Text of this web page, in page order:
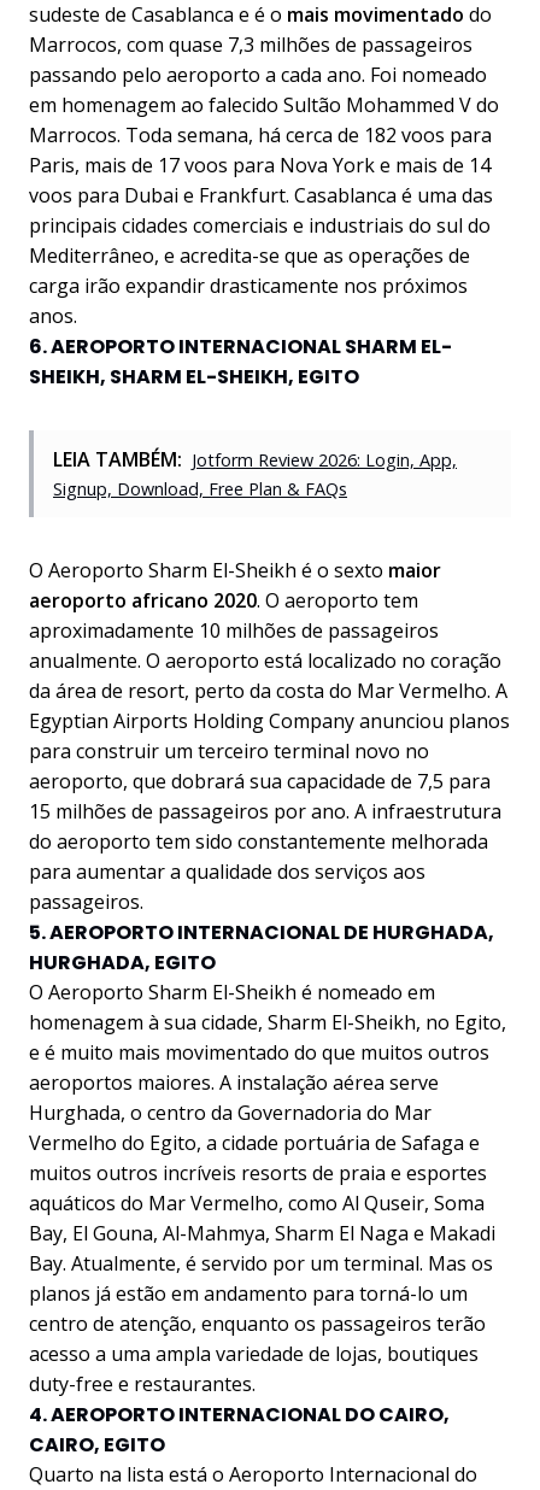
sudeste de Casablanca e é o mais movimentado do
Marrocos, com quase 7,3 milhões de passageiros
passando pelo aeroporto a cada ano. Foi nomeado
em homenagem ao falecido Sultão Mohammed V do
Marrocos. Toda semana, há cerca de 182 voos para
Paris, mais de 17 voos para Nova York e mais de 14
voos para Dubai e Frankfurt. Casablanca é uma das
principais cidades comerciais e industriais do sul do
Mediterrâneo, e acredita-se que as operações de
carga irão expandir drasticamente nos próximos
anos.
6. AEROPORTO INTERNACIONAL SHARM EL-
SHEIKH, SHARM EL-SHEIKH, EGITO
LEIA TAMBÉM: Jotform Review 2026: Login, App,
Signup, Download, Free Plan & FAQs
O Aeroporto Sharm El-Sheikh é o sexto maior
aeroporto africano 2020. O aeroporto tem
aproximadamente 10 milhões de passageiros
anualmente. O aeroporto está localizado no coração
da área de resort, perto da costa do Mar Vermelho. A
Egyptian Airports Holding Company anunciou planos
para construir um terceiro terminal novo no
aeroporto, que dobrará sua capacidade de 7,5 para
15 milhões de passageiros por ano. A infraestrutura
do aeroporto tem sido constantemente melhorada
para aumentar a qualidade dos serviços aos
passageiros.
5. AEROPORTO INTERNACIONAL DE HURGHADA,
HURGHADA, EGITO
O Aeroporto Sharm El-Sheikh é nomeado em
homenagem à sua cidade, Sharm El-Sheikh, no Egito,
e é muito mais movimentado do que muitos outros
aeroportos maiores. A instalação aérea serve
Hurghada, o centro da Governadoria do Mar
Vermelho do Egito, a cidade portuária de Safaga e
muitos outros incríveis resorts de praia e esportes
aquáticos do Mar Vermelho, como Al Quseir, Soma
Bay, El Gouna, Al-Mahmya, Sharm El Naga e Makadi
Bay. Atualmente, é servido por um terminal. Mas os
planos já estão em andamento para torná-lo um
centro de atenção, enquanto os passageiros terão
acesso a uma ampla variedade de lojas, boutiques
duty-free e restaurantes.
4. AEROPORTO INTERNACIONAL DO CAIRO,
CAIRO, EGITO
Quarto na lista está o Aeroporto Internacional do